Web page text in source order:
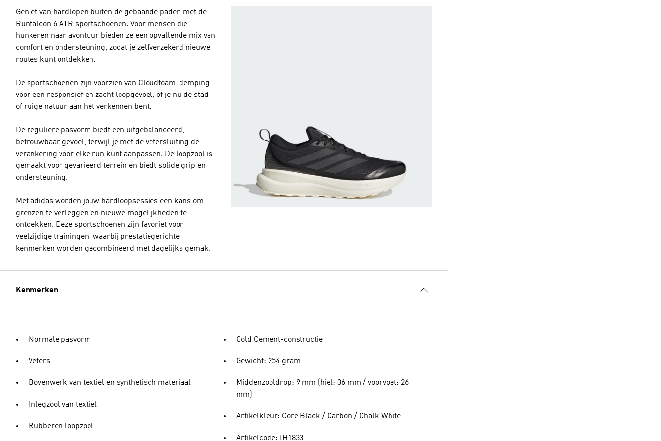
Geniet van hardlopen buiten de gebaande paden met de
Runfalcon 6 ATR sportschoenen. Voor mensen die
hunkeren naar avontuur bieden ze een opvallende mix van
comfort en ondersteuning, zodat je zelfverzekerd nieuwe
routes kunt ontdekken.
De sportschoenen zijn voorzien van Cloudfoam-demping
voor een responsief en zacht loopgevoel, of je nu de stad
of ruige natuur aan het verkennen bent.
De reguliere pasvorm biedt een uitgebalanceerd,
betrouwbaar gevoel, terwijl je met de vetersluiting de
verankering voor elke run kunt aanpassen. De loopzool is
gemaakt voor gevarieerd terrein en biedt solide grip en
ondersteuning.
Met adidas worden jouw hardloopsessies een kans om
grenzen te verleggen en nieuwe mogelijkheden te
ontdekken. Deze sportschoenen zijn favoriet voor
veelzijdige trainingen, waarbij prestatiegerichte
kenmerken worden gecombineerd met dagelijks gemak.
Kenmerken
Normale pasvorm
Veters
Bovenwerk van textiel en synthetisch materiaal
Inlegzool van textiel
Rubberen loopzool
Cold Cement-constructie
Gewicht: 254 gram
Middenzooldrop: 9 mm (hiel: 36 mm / voorvoet: 26
mm)
Artikelkleur: Core Black / Carbon / Chalk White
Artikelcode: IH1833